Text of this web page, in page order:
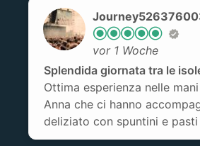
Esperienza da ripetere.
di navigazione anche grazie
Anna. Grazie di tutto.
vor 1 Woche
Splendida giornata tra le
Ottima esperienza nelle
Anna che ci hanno
deliziato con spuntini e
splendide acque di